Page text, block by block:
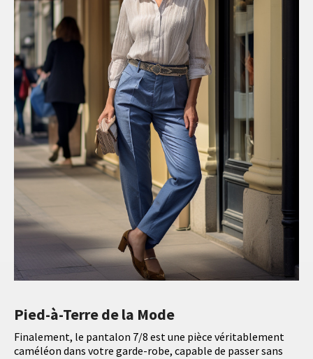
Pied-à-Terre de la Mode
Finalement, le pantalon 7/8 est une pièce véritablement
caméléon dans votre garde-robe, capable de passer sans